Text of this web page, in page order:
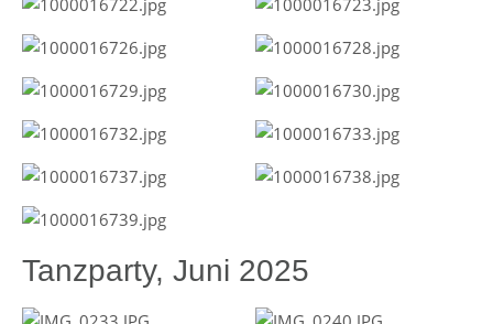
Tanzparty, Juni 2025